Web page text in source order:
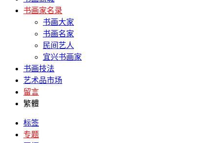
书画家名录
书画大家
书画名家
民间艺人
宜兴书画家
书画技法
艺术品市场
留言
繁體
标签
专题